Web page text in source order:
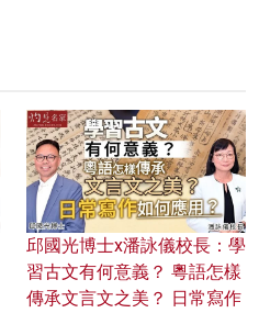
邱國光博士x潘詠儀校長：學
習古文有何意義？ 粵語怎樣
傳承文言文之美？ 日常寫作